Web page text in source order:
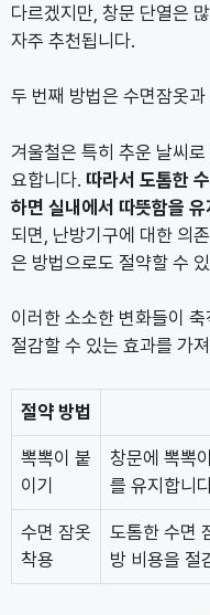
다르겠지만, 창문 단열은
자주 추천됩니다.
두 번째 방법은 수면잠옷
겨울철은 특히 추운 날씨
요합니다. 따라서 도톰한
하면 실내에서 따뜻함을
되면, 난방기구에 대한 의
은 방법으로도 절약할 수
이러한 소소한 변화들이
절감할 수 있는 효과를 가
절약 방법
뽁뽁이 붙
이기
창문에 뽁뽁
를 유지합니
수면 잠옷
착용
도톰한 수면
방 비용을 절